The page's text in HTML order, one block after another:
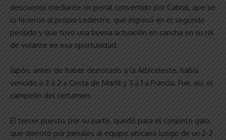
descuento mediante un penal convertido por Cabral, que se
lo hicieron al propio Ledestre, que ingresó en el segundo
período y que tuvo una buena actuación en cancha en su rol
de volante en esa oportunidad.
Japón, antes de haber derrotado a la Albiceleste, había
vencido a 3 a 2 a Costa de Marfil y 3 a 1 a Francia. Fue, así, el
campeón del certamen.
El tercer puesto, por su parte, quedó para el conjunto galo,
que derrotó por penales al equipo africano luego de un 2-2